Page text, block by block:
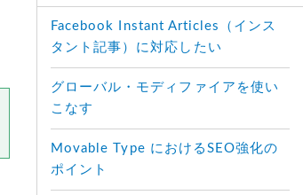
Facebook Instant Articles（インス
タント記事）に対応したい
グローバル・モディファイアを使い
こなす
Movable Type におけるSEO強化の
ポイント